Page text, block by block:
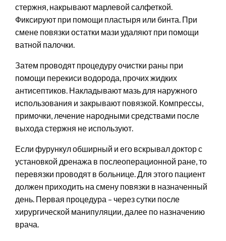
стержня, накрывают марлевой салфеткой.
Фиксируют при помощи пластыря или бинта. При
смене повязки остатки мази удаляют при помощи
ватной палочки.
Затем проводят процедуру очистки раны при
помощи перекиси водорода, прочих жидких
антисептиков. Накладывают мазь для наружного
использования и закрывают повязкой. Компрессы,
примочки, лечение народными средствами после
выхода стержня не используют.
Если фурункул обширный и его вскрывал доктор с
установкой дренажа в послеоперационной ране, то
перевязки проводят в больнице. Для этого пациент
должен приходить на смену повязки в назначенный
день. Первая процедура – через сутки после
хирургической манипуляции, далее по назначению
врача.